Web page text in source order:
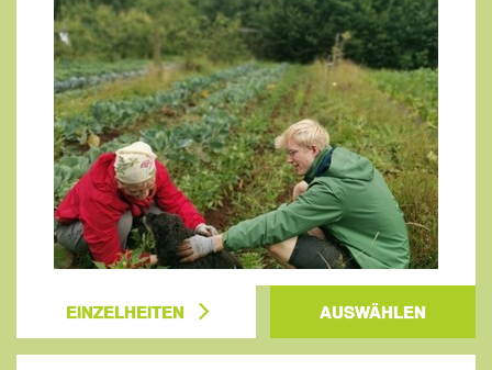
EINZELHEITEN AUSWÄHLEN